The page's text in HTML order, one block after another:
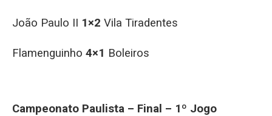
João Paulo II 1×2 Vila Tiradentes
Flamenguinho 4×1 Boleiros
Campeonato Paulista – Final – 1º Jogo